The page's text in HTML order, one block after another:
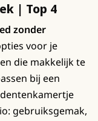
| Top 4
zonder
voor je
die makkelijk te
bij een
gebruiksgemak,